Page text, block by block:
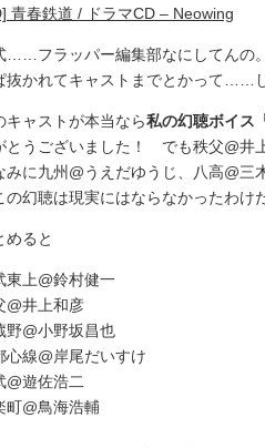
青春鉄道 / ドラマCD – Neowing
フラッパー編集部なにしてんの
抜かれてキャストまでとかって……
ャストが本当なら私の幻聴ボイス
とうございました！ でも秩父@井
に九州@うえだゆうじ、八高@三
の幻聴は現実にはならなかったわけ
ると
上@鈴村健一
井上和彦
@小野坂昌也
線@岸尾だいすけ
遊佐浩二
@鳥海浩輔